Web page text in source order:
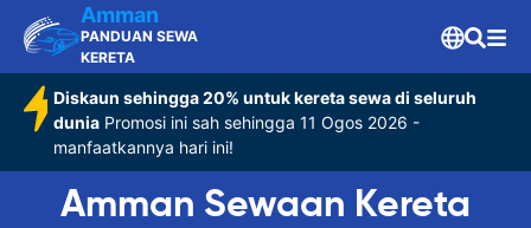
Amman
PANDUAN SEWA
KERETA
Diskaun sehingga 20% untuk kereta sewa di seluruh
dunia Promosi ini sah sehingga 11 Ogos 2026 -
manfaatkannya hari ini!
Amman Sewaan Kereta